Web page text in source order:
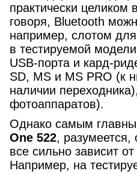
практически целиком
говоря, Bluetooth
например, слотом
в тестируемой
USB-порта и кард-
SD, MS и MS PRO (к
наличии
фотоаппаратов).
Однако самым
One 522, разумеется,
все сильно зависит
Например, на